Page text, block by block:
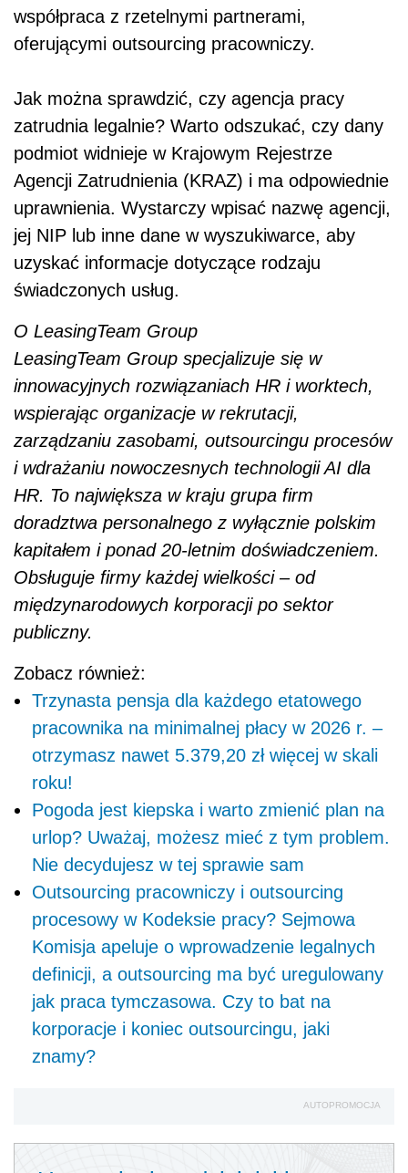
współpraca z rzetelnymi partnerami,
oferującymi outsourcing pracowniczy.
Jak można sprawdzić, czy agencja pracy
zatrudnia legalnie? Warto odszukać, czy dany
podmiot widnieje w Krajowym Rejestrze
Agencji Zatrudnienia (KRAZ) i ma odpowiednie
uprawnienia. Wystarczy wpisać nazwę agencji,
jej NIP lub inne dane w wyszukiwarce, aby
uzyskać informacje dotyczące rodzaju
świadczonych usług.
O LeasingTeam Group
LeasingTeam Group specjalizuje się w
innowacyjnych rozwiązaniach HR i worktech,
wspierając organizacje w rekrutacji,
zarządzaniu zasobami, outsourcingu procesów
i wdrażaniu nowoczesnych technologii AI dla
HR. To największa w kraju grupa firm
doradztwa personalnego z wyłącznie polskim
kapitałem i ponad 20-letnim doświadczeniem.
Obsługuje firmy każdej wielkości – od
międzynarodowych korporacji po sektor
publiczny.
Zobacz również:
Trzynasta pensja dla każdego etatowego
pracownika na minimalnej płacy w 2026 r. –
otrzymasz nawet 5.379,20 zł więcej w skali
roku!
Pogoda jest kiepska i warto zmienić plan na
urlop? Uważaj, możesz mieć z tym problem.
Nie decydujesz w tej sprawie sam
Outsourcing pracowniczy i outsourcing
procesowy w Kodeksie pracy? Sejmowa
Komisja apeluje o wprowadzenie legalnych
definicji, a outsourcing ma być uregulowany
jak praca tymczasowa. Czy to bat na
korporacje i koniec outsourcingu, jaki
znamy?
AUTOPROMOCJA